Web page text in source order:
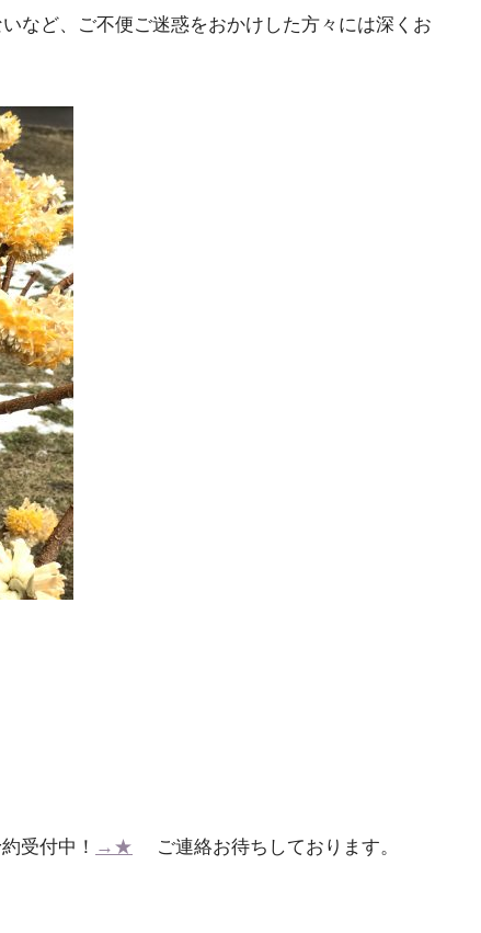
など、ご不便ご迷惑をおかけした方々には深くお
受付中！ →★ ご連絡お待ちしております。